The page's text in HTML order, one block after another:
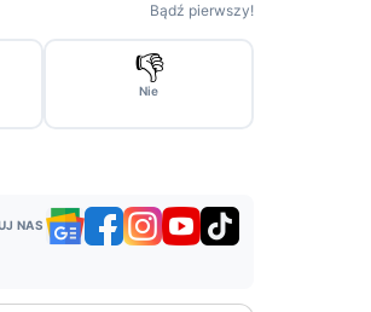
Bądź pierwszy!
👎
Nie
NAS